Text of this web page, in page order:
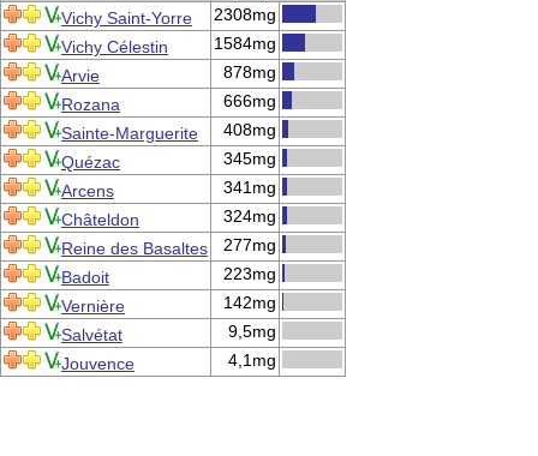
Vichy Saint-Yorre
2308mg
Vichy Célestin
1584mg
Arvie
878mg
Rozana
666mg
Sainte-Marguerite
408mg
Quézac
345mg
Arcens
341mg
Châteldon
324mg
Reine des Basaltes
277mg
Badoit
223mg
Vernière
142mg
Salvétat
9,5mg
Jouvence
4,1mg